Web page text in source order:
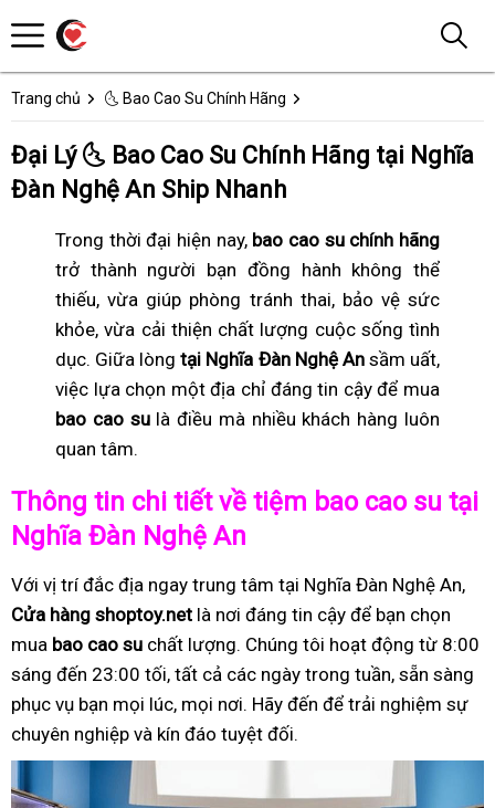
Trang chủ 🌜 Bao Cao Su Chính Hãng
Đại Lý 🌜 Bao Cao Su Chính Hãng tại Nghĩa
Đàn Nghệ An Ship Nhanh
Trong thời đại hiện nay, bao cao su chính hãng
trở thành người bạn đồng hành không thể
thiếu, vừa giúp phòng tránh thai, bảo vệ sức
khỏe, vừa cải thiện chất lượng cuộc sống tình
dục. Giữa lòngtại Nghĩa Đàn Nghệ Ansầm uất,
việc lựa chọn một địa chỉ đáng tin cậy để mua
bao cao sulà điều mà nhiều khách hàng luôn
quan tâm.
Thông tin chi tiết về tiệm bao cao su tại
Nghĩa Đàn Nghệ An
Với vị trí đắc địa ngay trung tâm tại Nghĩa Đàn Nghệ An,
Cửa hàng shoptoy.net là nơi đáng tin cậy để bạn chọn
mua bao cao su chất lượng. Chúng tôi hoạt động từ 8:00
sáng đến 23:00 tối, tất cả các ngày trong tuần, sẵn sàng
phục vụ bạn mọi lúc, mọi nơi. Hãy đến để trải nghiệm sự
chuyên nghiệp và kín đáo tuyệt đối.